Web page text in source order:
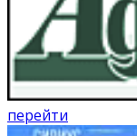
перейти